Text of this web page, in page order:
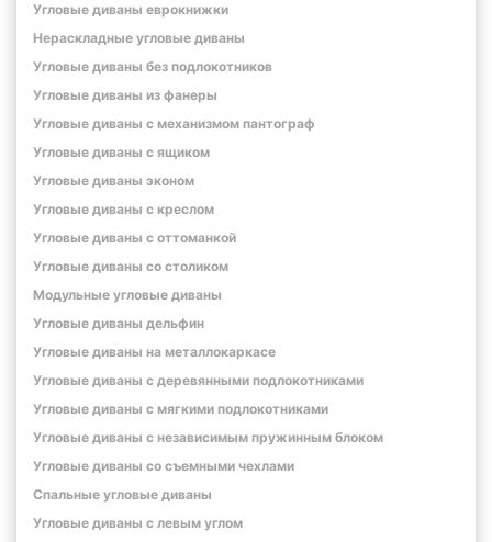
Угловые диваны еврокнижки
Нераскладные угловые диваны
Угловые диваны без подлокотников
Угловые диваны из фанеры
Угловые диваны с механизмом пантограф
Угловые диваны с ящиком
Угловые диваны эконом
Угловые диваны с креслом
Угловые диваны с оттоманкой
Угловые диваны со столиком
Модульные угловые диваны
Угловые диваны дельфин
Угловые диваны на металлокаркасе
Угловые диваны с деревянными подлокотниками
Угловые диваны с мягкими подлокотниками
Угловые диваны с независимым пружинным блоком
Угловые диваны со съемными чехлами
Спальные угловые диваны
Угловые диваны с левым углом